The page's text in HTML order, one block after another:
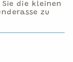
Sie die kleinen
zu